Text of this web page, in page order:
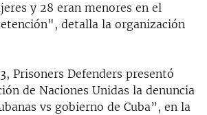
y 28 eran menores en el
detalla la organización
Prisoners Defenders presentó
de Naciones Unidas la denuncia
vs gobierno de Cuba”, en la